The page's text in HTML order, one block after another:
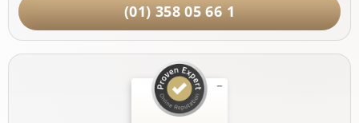
(01) 358 05 66 1
Kundenbewertungen und Erfahrungen zu